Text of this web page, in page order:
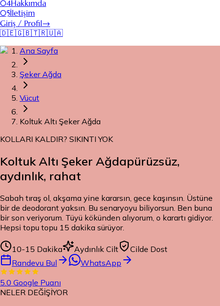
04Hakkımda
05İletişim
Giriş / Profil→
🇩🇪🇬🇧🇹🇷🇺🇦
Ana Sayfa
Şeker Ağda
Vücut
Koltuk Altı Şeker Ağda
KOLLARI KALDIR? SIKINTI YOK
Koltuk Altı Şeker Ağdapürüzsüz,
aydınlık, rahat
Sabah tıraş ol, akşama yine kararsın, gece kaşınsın. Üstüne
bir de deodorant yaksın. Bu senaryoyu biliyorsun. Ben buna
bir son veriyorum. Tüyü kökünden alıyorum, o karartı gidiyor.
Hepsi topu topu 15 dakika sürüyor.
10-15 Dakika Aydınlık Cilt
Cilde Dost
Randevu Bul
WhatsApp
5.0 Google Puanı
NELER DEĞİŞİYOR